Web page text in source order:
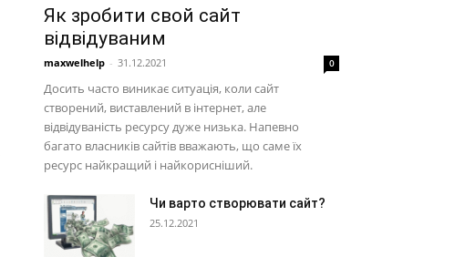
Як зробити свой сайт
відвідуваним
maxwelhelp - 31.12.2021 0
Досить часто виникає ситуація, коли сайт
створений, виставлений в інтернет, але
відвідуваність ресурсу дуже низька. Напевно
багато власників сайтів вважають, що саме їх
ресурс найкращий і найкорисніший.
Чи варто створювати сайт?
25.12.2021